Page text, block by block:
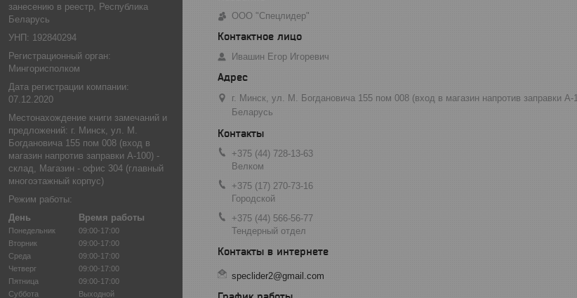
занесению в реестр, Республика
Беларусь
УНП: 192840294
Регистрационный орган:
Мингорисполком
Дата регистрации компании:
07.12.2020
Местонахождение книги замечаний и
предложений: г. Минск, ул. М.
Богдановича 155 пом 008 (вход в
магазин напротив заправки А-100) -
склад, Магазин - офис 304 (главный
многоэтажный корпус)
Режим работы:
День
Время работы
Понедельник
09:00-17:00
Вторник
09:00-17:00
Среда
09:00-17:00
Четверг
09:00-17:00
Пятница
09:00-17:00
Суббота
Выходной
ООО "Спецлидер"
Ивашин Егор Игоревич
г. Минск, ул. М. Богдановича 155 пом 008 (вход в магазин напротив заправки
Беларусь
+375 (44) 728-13-63
Велком
+375 (17) 270-73-16
Городской
+375 (44) 566-56-77
Тендерный отдел
speclider2@gmail.com